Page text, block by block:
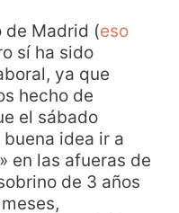
de Madrid (eso
sí ha sido
ya que
hecho de
el sábado
idea ir a
en las afueras de
de 3 años